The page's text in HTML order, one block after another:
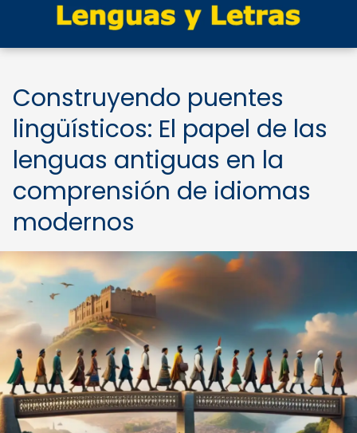
Construyendo puentes
lingüísticos: El papel de las
lenguas antiguas en la
comprensión de idiomas
modernos